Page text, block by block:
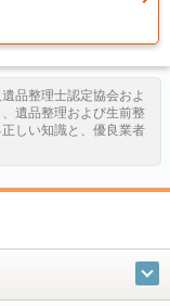
品整理士認定協会およ
遺品整理および生前整
しい知識と、優良業者